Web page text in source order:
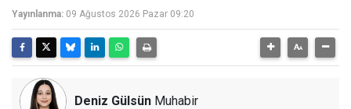
Yayınlanma: 09 Ağustos 2026 Pazar 09:20
Deniz Gülsün Muhabir